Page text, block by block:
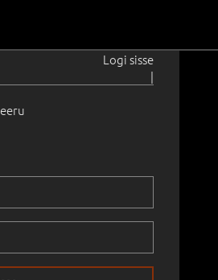
Logi sisse
|
oksjon01.10.2010